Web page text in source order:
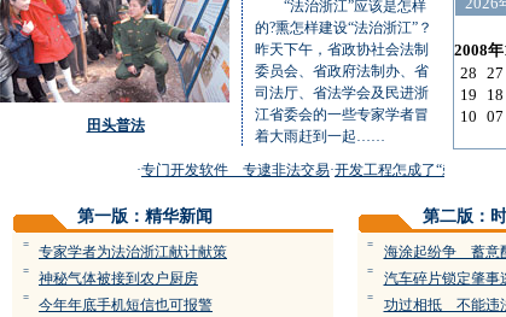
田头普法
“法治浙江”应该是怎样
的?熏怎样建设“法治浙江”？
昨天下午，省政协社会法制
委员会、省政府法制办、省
司法厅、省法学会及民进浙
江省委会的一些专家学者冒
着大雨赶到一起……
专门开发软件 专逮非法交易·开发工程怎成了“剃头”工程
第一版：精华新闻
= 专家学者为法治浙江献计献策
= 神秘气体被接到农户厨房
= 今年年底手机短信也可报警
第二版：
= 海涂起纷争 蓄意
= 汽车碎片锁定肇事
= 功过相抵 不能违